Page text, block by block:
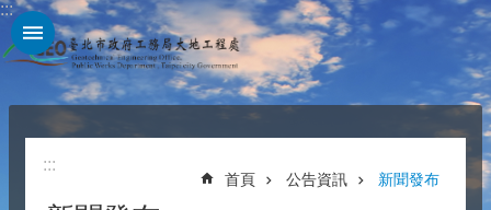
跳到主要內容區塊
:::
:::
首頁 公告資訊 新聞發布